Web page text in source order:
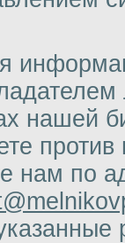
нашей
нам по